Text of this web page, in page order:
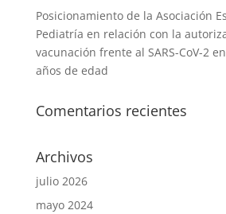
Posicionamiento de la Asociación
Pediatría en relación con la
vacunación frente al SARS-CoV-2
años de edad
Comentarios recientes
Archivos
julio 2026
mayo 2024